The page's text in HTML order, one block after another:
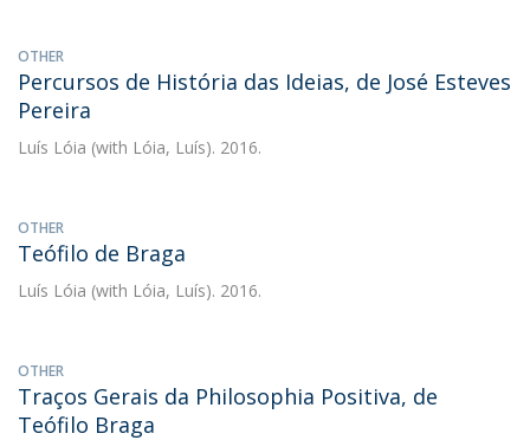
OTHER
Percursos de História das Ideias, de José Esteves
Pereira
Luís Lóia (with Lóia, Luís). 2016.
OTHER
Teófilo de Braga
Luís Lóia (with Lóia, Luís). 2016.
OTHER
Traços Gerais da Philosophia Positiva, de
Teófilo Braga